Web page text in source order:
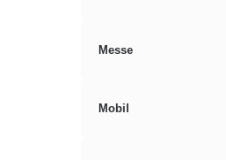
Messe
Mobil